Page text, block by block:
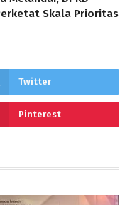
Skala Prioritas
Twitter
Pinterest